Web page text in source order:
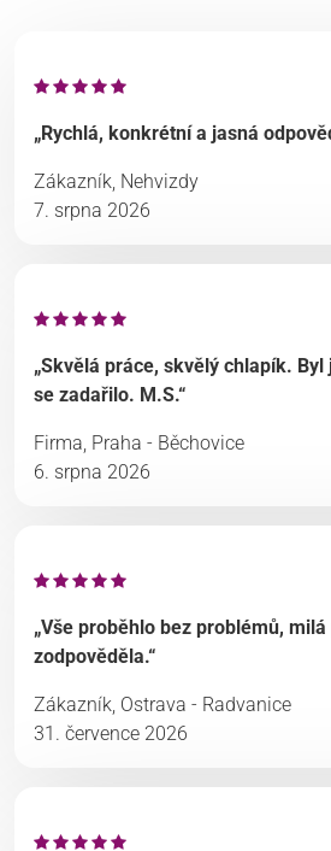
„Rychlá, konkrétní a jasná
Zákazník, Nehvizdy
7. srpna 2026
„Skvělá práce, skvělý chlapík.
se zadařilo. M.S.“
Firma, Praha - Běchovice
6. srpna 2026
„Vše proběhlo bez problémů,
zodpověděla.“
Zákazník, Ostrava - Radvanice
31. července 2026